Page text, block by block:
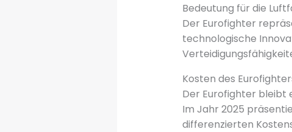
Bedeutung für die
Der Eurofighter
technologische
Kosten des
Der Eurofighter bleibt
Im Jahr 2025
differenzierten